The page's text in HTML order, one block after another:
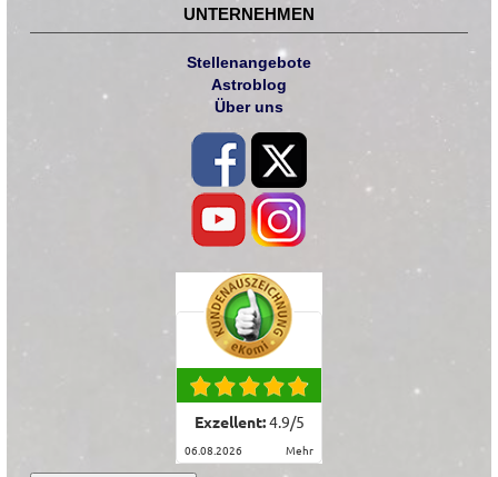
UNTERNEHMEN
Stellenangebote
Astroblog
Über uns
Exzellent:4.9/5
06.08.2026 mehr